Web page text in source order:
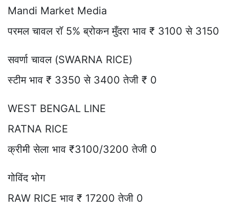
Mandi Market Media
परमल चावल रॉ 5% ब्रोकन मुँदरा भाव ₹ 3100 से 3150
सवर्णा चावल (SWARNA RICE)
स्टीम भाव ₹ 3350 से 3400 तेजी ₹ 0
WEST BENGAL LINE
RATNA RICE
क्रीमी सेला भाव ₹3100/3200 तेजी 0
गोविंद भोग
RAW RICE भाव ₹ 17200 तेजी 0